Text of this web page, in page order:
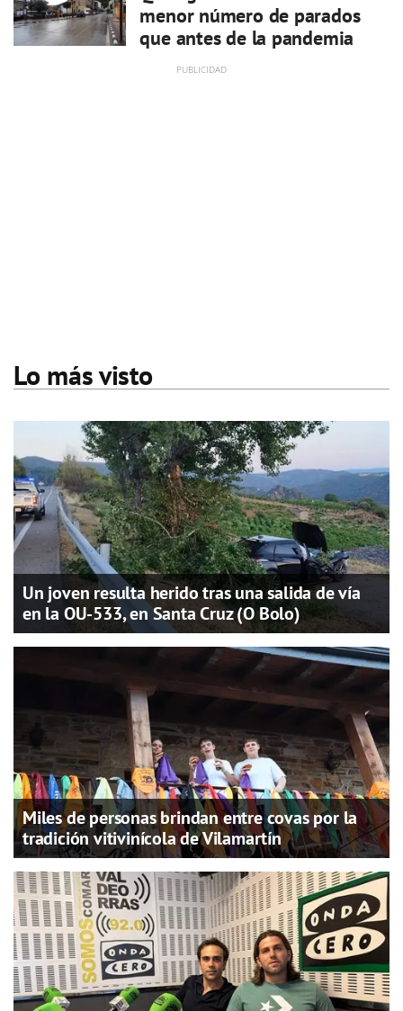
menor número de parados
que antes de la pandemia
Lo más visto
Un joven resulta herido tras una salida de vía
en la OU-533, en Santa Cruz (O Bolo)
Miles de personas brindan entre covas por la
tradición vitivinícola de Vilamartín